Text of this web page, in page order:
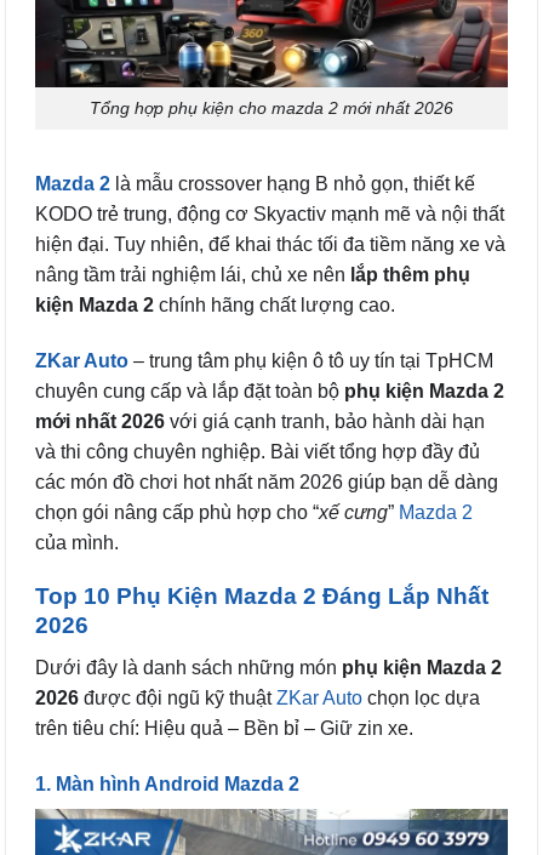
Tổng hợp phụ kiện cho mazda 2 mới nhất 2026
Mazda 2 là mẫu crossover hạng B nhỏ gọn, thiết kế
KODO trẻ trung, động cơ Skyactiv mạnh mẽ và nội thất
hiện đại. Tuy nhiên, để khai thác tối đa tiềm năng xe và
nâng tầm trải nghiệm lái, chủ xe nên lắp thêm phụ
kiện Mazda 2 chính hãng chất lượng cao.
ZKar Auto – trung tâm phụ kiện ô tô uy tín tại TpHCM
chuyên cung cấp và lắp đặt toàn bộ phụ kiện Mazda 2
mới nhất 2026 với giá cạnh tranh, bảo hành dài hạn
và thi công chuyên nghiệp. Bài viết tổng hợp đầy đủ
các món đồ chơi hot nhất năm 2026 giúp bạn dễ dàng
chọn gói nâng cấp phù hợp cho “xế cưng” Mazda 2
của mình.
Top 10 Phụ Kiện Mazda 2 Đáng Lắp Nhất
2026
Dưới đây là danh sách những món phụ kiện Mazda 2
2026 được đội ngũ kỹ thuậtZKar Auto chọn lọc dựa
trên tiêu chí: Hiệu quả – Bền bỉ – Giữ zin xe.
1. Màn hình Android Mazda 2